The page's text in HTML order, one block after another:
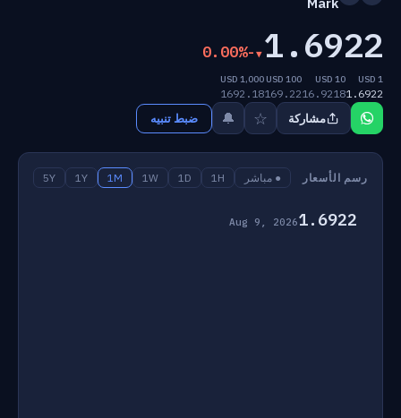
1.6922
-0.00%
1 USD
1.6922
10 USD
16.9218
100 USD
169.22
1,000 USD
1692.18
مشاركة ☆
🔔 ضبط تنبيه
رسم الأسعار ● مباشر 1H
1D
1W
1M
1Y
5Y
1.6922
Aug 9, 2026